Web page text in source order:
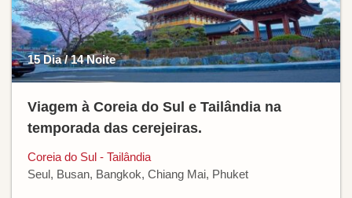
15 Dia / 14 Noite
Viagem à Coreia do Sul e Tailândia na
temporada das cerejeiras.
Coreia do Sul - Tailândia
Seul, Busan, Bangkok, Chiang Mai, Phuket